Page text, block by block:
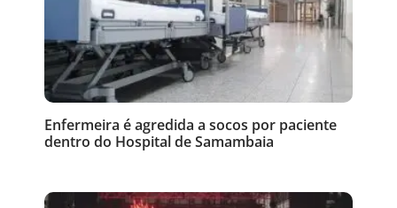
Enfermeira é agredida a socos por paciente
dentro do Hospital de Samambaia